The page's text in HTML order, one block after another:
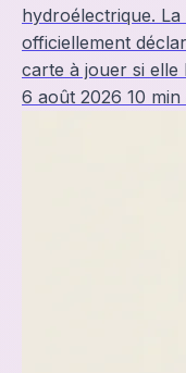
hydroélectrique.
officiellement
carte à jouer si elle
6 août 2026 10